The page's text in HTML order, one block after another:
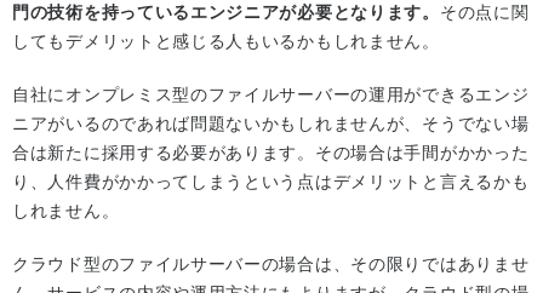
門の技術を持っているエンジニアが必要となります。 その点に関
してもデメリットと感じる人もいるかもしれません。
自社にオンプレミス型のファイルサーバーの運用ができるエンジ
ニアがいるのであれば問題ないかもしれませんが、そうでない場
合は新たに採用する必要があります。その場合は手間がかかった
り、人件費がかかってしまうという点はデメリットと言えるかも
しれません。
クラウド型のファイルサーバーの場合は、その限りではありませ